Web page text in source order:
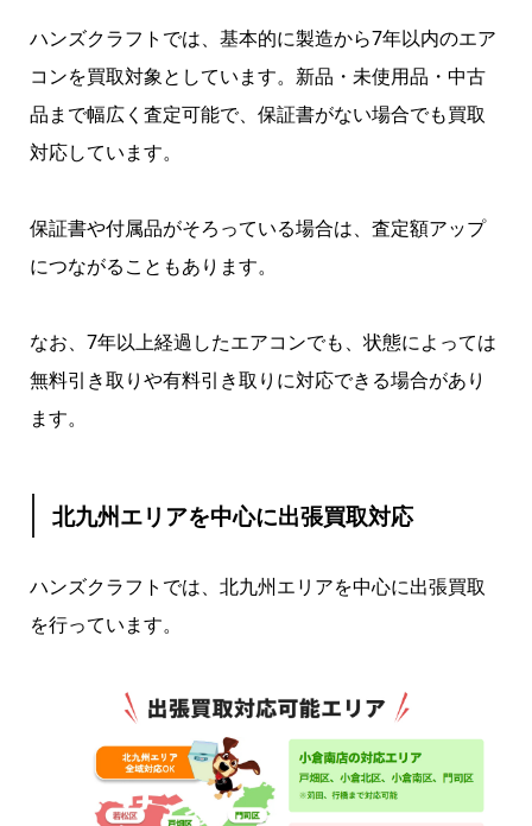
ハンズクラフトでは、基本的に製造から7年以内のエア
コンを買取対象としています。新品・未使用品・中古
品まで幅広く査定可能で、保証書がない場合でも買取
対応しています。
保証書や付属品がそろっている場合は、査定額アップ
につながることもあります。
なお、7年以上経過したエアコンでも、状態によっては
無料引き取りや有料引き取りに対応できる場合があり
ます。
北九州エリアを中心に出張買取対応
ハンズクラフトでは、北九州エリアを中心に出張買取
を行っています。